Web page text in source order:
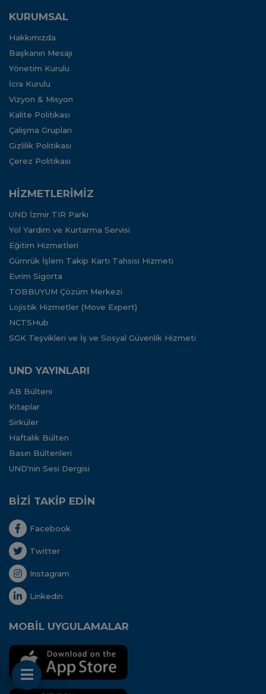
KURUMSAL
Hakkımızda
Başkanın Mesajı
Yönetim Kurulu
İcra Kurulu
Vizyon & Misyon
Kalite Politikası
Çalışma Grupları
Gizlilik Politikası
Çerez Politikası
HİZMETLERİMİZ
UND İzmir TIR Parkı
Yol Yardım ve Kurtarma Servisi
Eğitim Hizmetleri
Gümrük İşlem Takip Kartı Tahsisi Hizmeti
Evrim Sigorta
TOBBUYUM Çözüm Merkezi
Lojistik Hizmetler (Move Expert)
NCTSHub
SGK Teşvikleri ve İş ve Sosyal Güvenlik Hizmeti
UND YAYINLARI
AB Bülteni
Kitaplar
Sirküler
Haftalık Bülten
Basın Bültenleri
UND'nin Sesi Dergisi
BİZİ TAKİP EDİN
Facebook
Twitter
Instagram
Linkedin
MOBİL UYGULAMALAR